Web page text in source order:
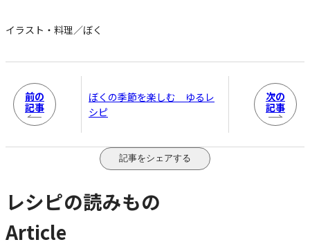
イラスト・料理／ぼく
前の
記事
ぼくの季節を楽しむ ゆるレ
シピ
次の
記事
記事をシェアする
レシピの読みもの
Article